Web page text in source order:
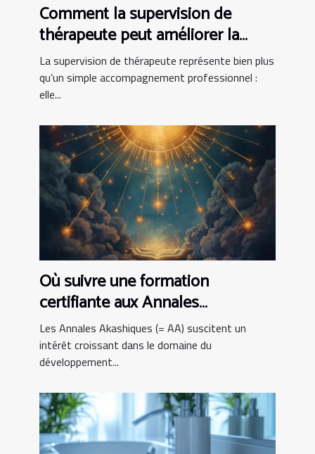
Comment la supervision de
thérapeute peut améliorer la
pratique clinique
La supervision de thérapeute représente bien plus
qu’un simple accompagnement professionnel :
elle...
Où suivre une formation
certifiante aux Annales
Akashiques ?
Les Annales Akashiques (= AA) suscitent un
intérêt croissant dans le domaine du
développement...